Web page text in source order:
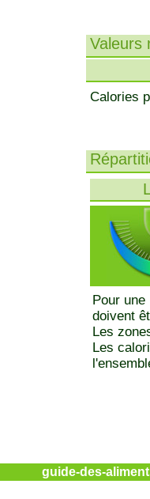
Valeurs
Calories
Pour
doivent
Les
Les
guide-des-